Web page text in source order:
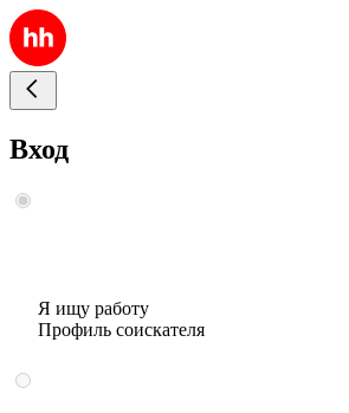
Вход
Я ищу работу
Профиль соискателя